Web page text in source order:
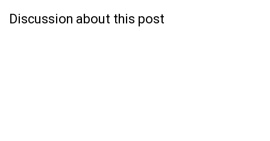
Discussion about this post